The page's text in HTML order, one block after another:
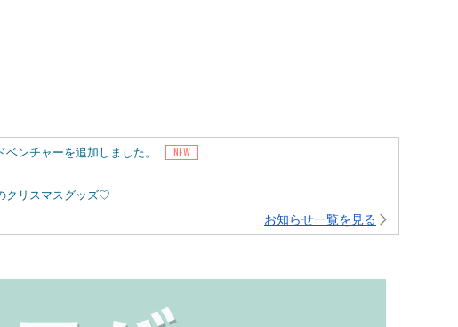
ンチャーを追加しました。
クリスマスグッズ♡
お知らせ一覧を見る